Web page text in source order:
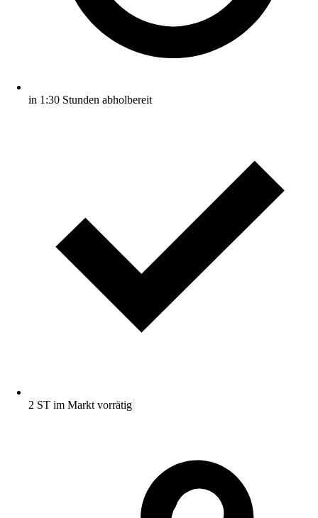
in 1:30 Stunden abholbereit
2 ST im Markt vorrätig